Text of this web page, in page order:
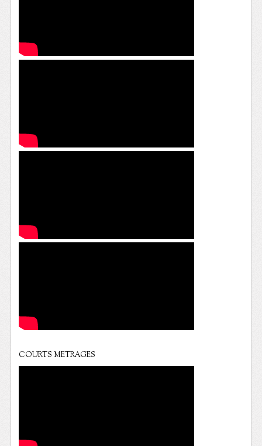
COURTS METRAGES